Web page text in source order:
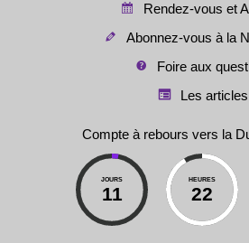
Rendez-vous et
Abonnez-vous à la
Foire aux
Les articles
Compte à rebours vers la
JOURS
11
HEURES
22